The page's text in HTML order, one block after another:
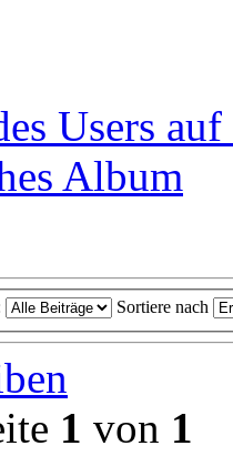
Users
Album
Sortiere nach
1 von 1